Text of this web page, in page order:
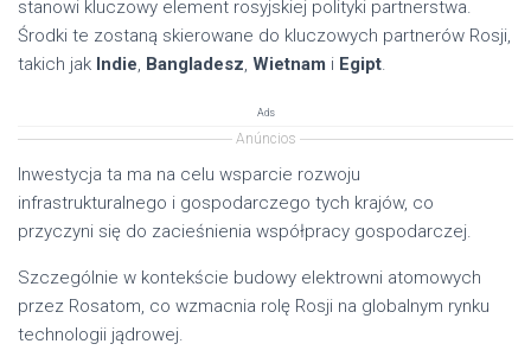
stanowi kluczowy element rosyjskiej polityki partnerstwa.
Środki te zostaną skierowane do kluczowych partnerów Rosji,
takich jak Indie, Bangladesz, Wietnam i Egipt.
Ads
Anúncios
Inwestycja ta ma na celu wsparcie rozwoju
infrastrukturalnego i gospodarczego tych krajów, co
przyczyni się do zacieśnienia współpracy gospodarczej.
Szczególnie w kontekście budowy elektrowni atomowych
przez Rosatom, co wzmacnia rolę Rosji na globalnym rynku
technologii jądrowej.